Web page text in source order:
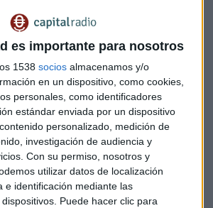
es importante para nosotros
1538 socios almacenamos y/o
en un dispositivo, como cookies,
personales, como identificadores
estándar enviada por un dispositivo
personalizado, medición de
investigación de audiencia y
Con su permiso, nosotros y
utilizar datos de localización
e identificación mediante las
Puede hacer clic para
se subastará en un torneo de pádel,
"Esto es Pádel" con todos los
sección "Al Resto".